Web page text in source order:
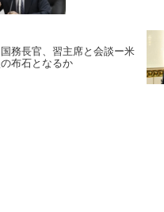
務長官、習主席と会談ー米
布石となるか